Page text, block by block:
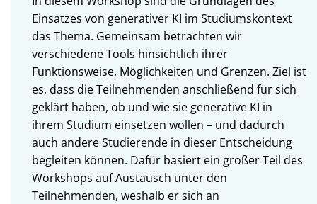
Einsatzes von generativer KI im Studiumskontext
das Thema. Gemeinsam betrachten wir
verschiedene Tools hinsichtlich ihrer
Funktionsweise, Möglichkeiten und Grenzen. Ziel ist
es, dass die Teilnehmenden anschließend für sich
geklärt haben, ob und wie sie generative KI in
ihrem Studium einsetzen wollen – und dadurch
auch andere Studierende in dieser Entscheidung
begleiten können. Dafür basiert ein großer Teil des
Workshops auf Austausch unter den
Teilnehmenden, weshalb er sich an